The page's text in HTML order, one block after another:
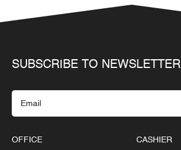
SUBSCRIBE TO NEWSLETTER
OFFICE CASHIER